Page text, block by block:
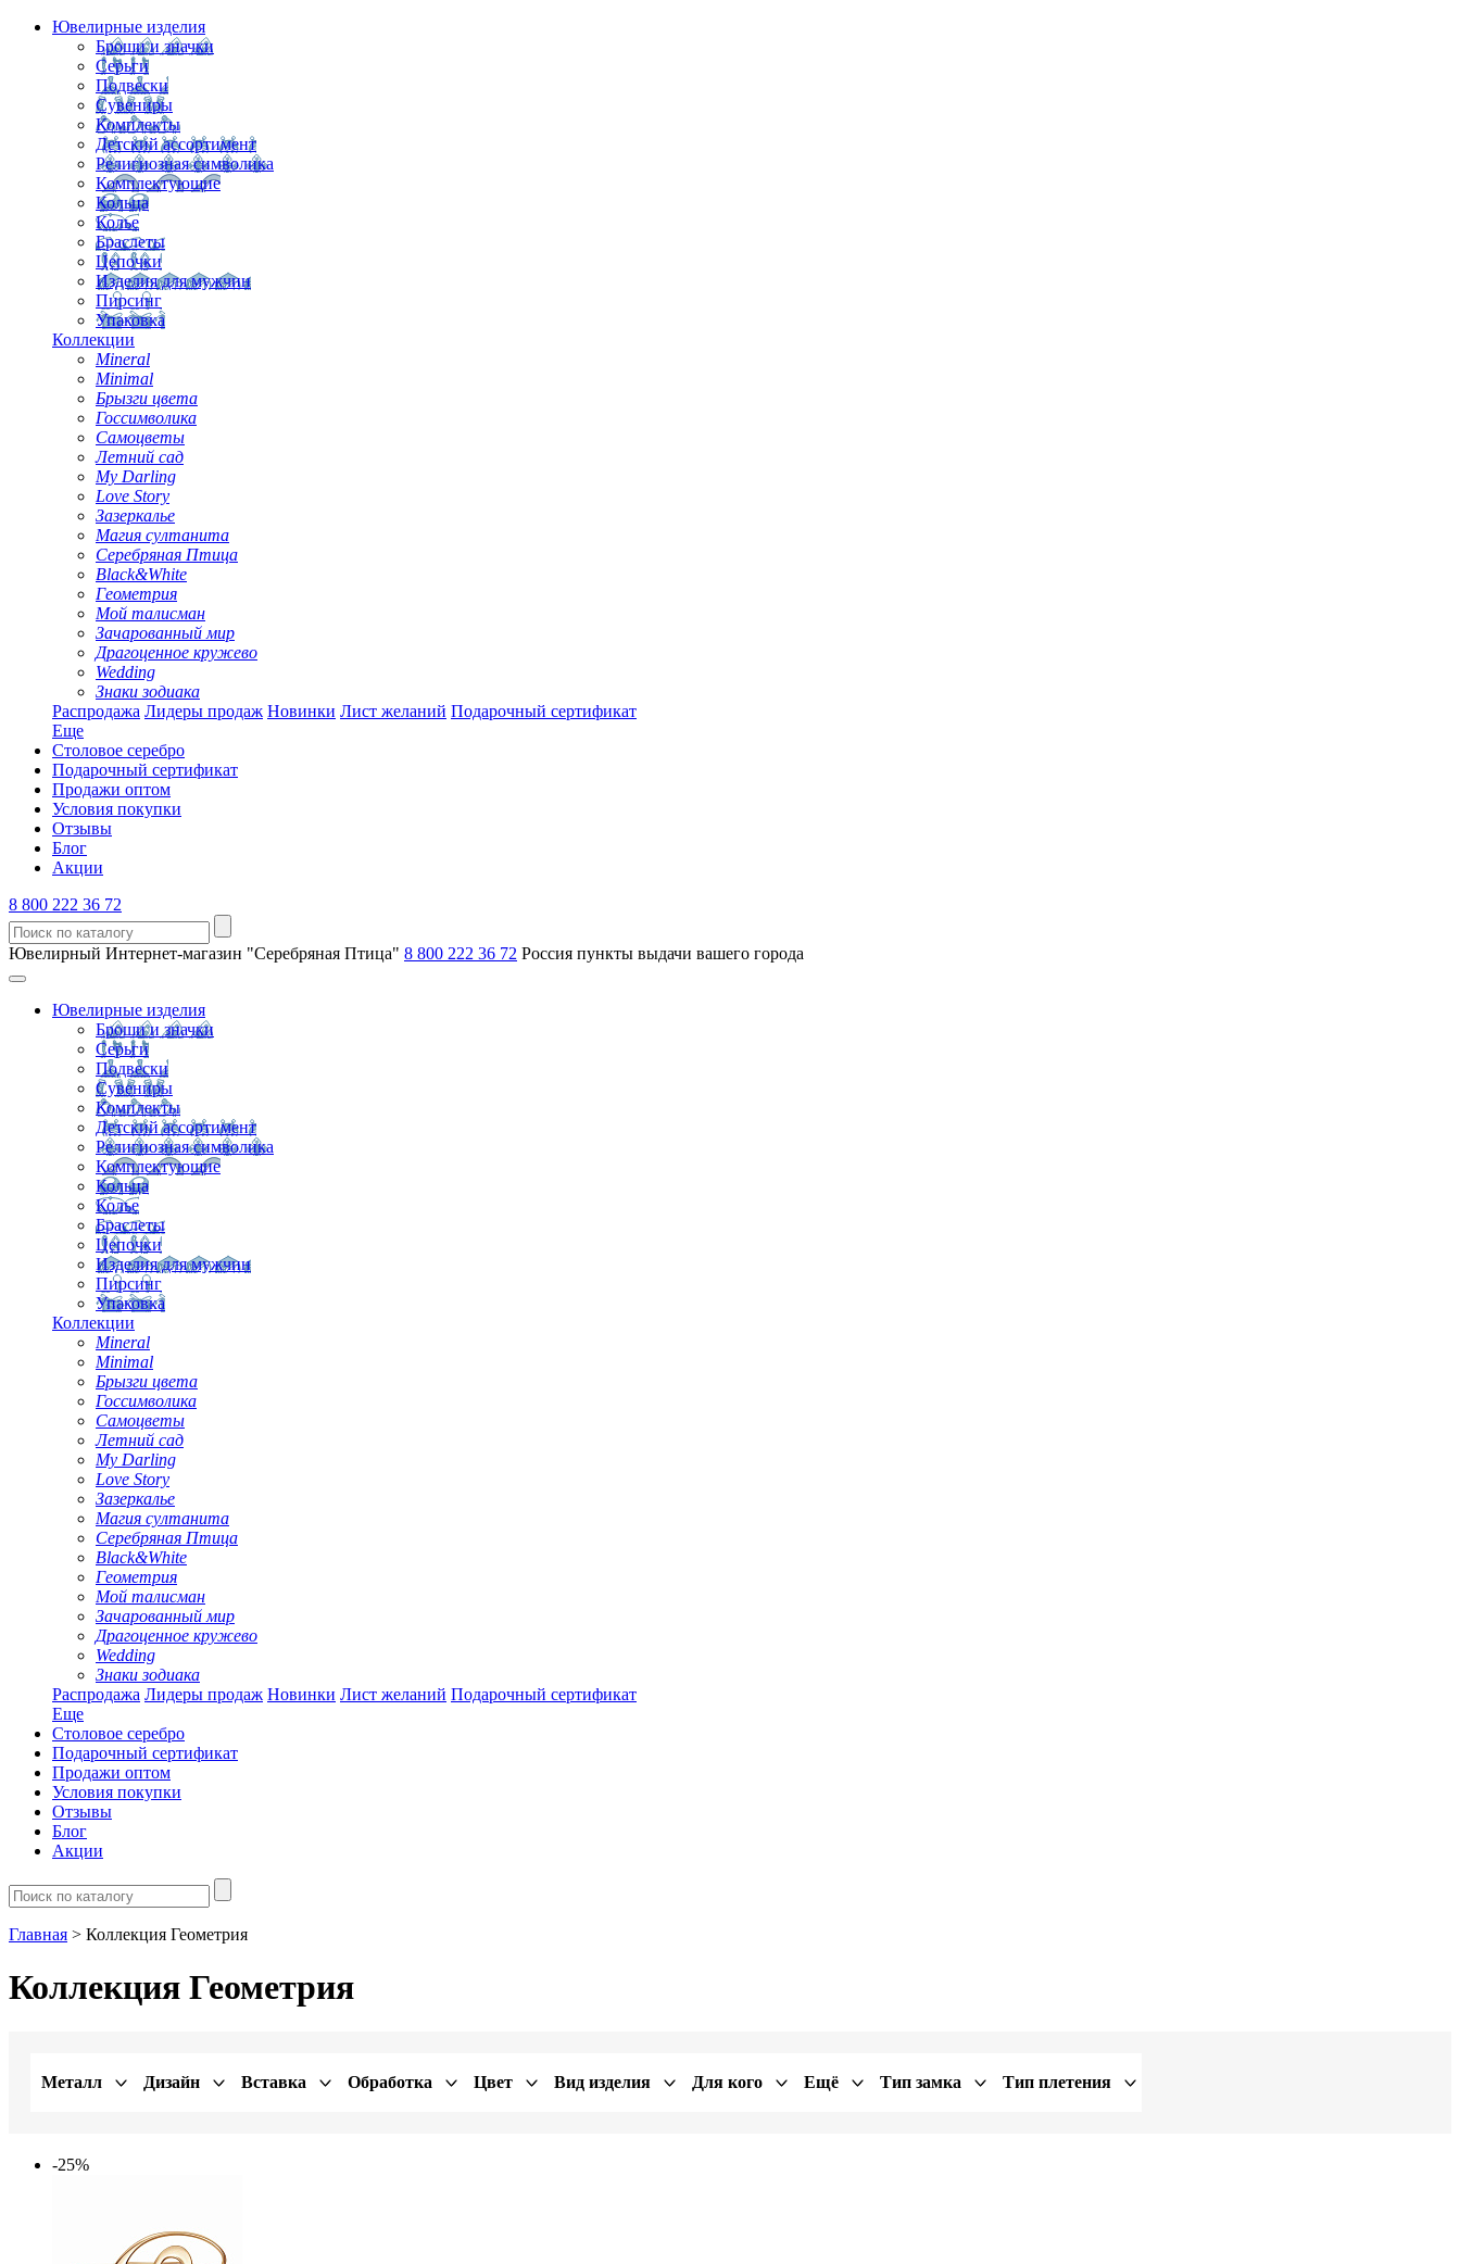
Ювелирные изделия
Броши и значки
Серьги
Подвески
Сувениры
Комплекты
Детский ассортимент
Религиозная символика
Комплектующие
Кольца
Колье
Браслеты
Цепочки
Изделия для мужчин
Пирсинг
Упаковка
Коллекции
Mineral
Minimal
Брызги цвета
Госсимволика
Самоцветы
Летний сад
My Darling
Love Story
Зазеркалье
Магия султанита
Серебряная Птица
Black&White
Геометрия
Мой талисман
Зачарованный мир
Драгоценное кружево
Wedding
Знаки зодиака
Распродажа Лидеры продаж Новинки Лист желаний Подарочный сертификат
Еще
Столовое серебро
Подарочный сертификат
Продажи оптом
Условия покупки
Отзывы
Блог
Акции
8 800 222 36 72
Ювелирный Интернет-магазин "Серебряная Птица" 8 800 222 36 72 Россия пункты выдачи вашего города
Ювелирные изделия
Броши и значки
Серьги
Подвески
Сувениры
Комплекты
Детский ассортимент
Религиозная символика
Комплектующие
Кольца
Колье
Браслеты
Цепочки
Изделия для мужчин
Пирсинг
Упаковка
Коллекции
Mineral
Minimal
Брызги цвета
Госсимволика
Самоцветы
Летний сад
My Darling
Love Story
Зазеркалье
Магия султанита
Серебряная Птица
Black&White
Геометрия
Мой талисман
Зачарованный мир
Драгоценное кружево
Wedding
Знаки зодиака
Распродажа Лидеры продаж Новинки Лист желаний Подарочный сертификат
Еще
Столовое серебро
Подарочный сертификат
Продажи оптом
Условия покупки
Отзывы
Блог
Акции
Главная > Коллекция Геометрия
Коллекция Геометрия
Металл Дизайн Вставка Обработка Цвет Вид изделия Для кого Ещё Тип замка Тип плетения
-25%